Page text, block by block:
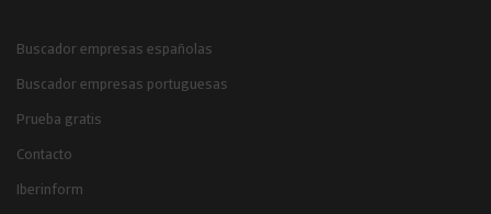
Buscador empresas españolas
Buscador empresas portuguesas
Prueba gratis
Contacto
Iberinform